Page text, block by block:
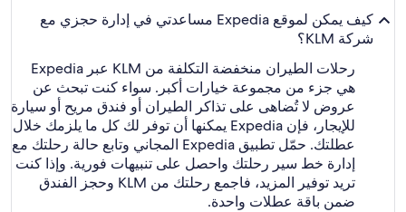
كيف يمكن لموقع Expedia مساعدتي في إدارة حجزي مع
شركة KLM؟
رحلات الطيران منخفضة التكلفة من KLM عبر Expedia
هي جزء من مجموعة خيارات أكبر. سواء كنت تبحث عن
عروض لا تُضاهى على تذاكر الطيران أو فندق مريح أو سيارة
للإيجار، فإن Expedia يمكنها أن توفر لك كل ما يلزمك خلال
عطلتك. حمّل تطبيق Expedia المجاني وتابع حالة رحلتك مع
إدارة خط سير رحلتك واحصل على تنبيهات فورية. وإذا كنت
تريد توفير المزيد، فاجمع رحلتك من KLM وحجز الفندق
ضمن باقة عطلات واحدة.